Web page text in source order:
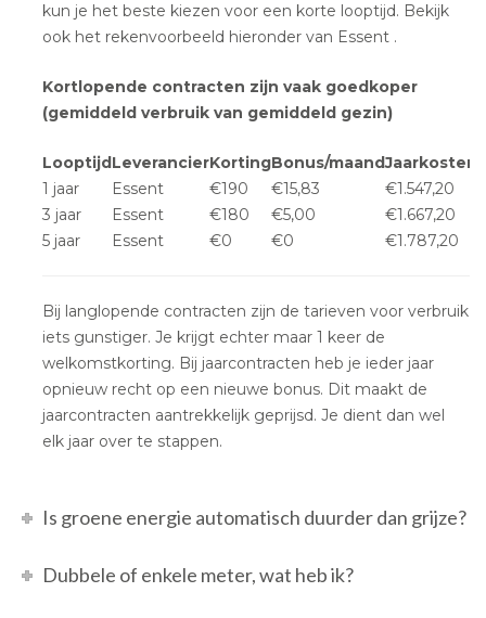
kun je het beste kiezen voor een korte looptijd. Bekijk
ook het rekenvoorbeeld hieronder van Essent .
Kortlopende contracten zijn vaak goedkoper
(gemiddeld verbruik van gemiddeld gezin)
LooptijdLeverancierKortingBonus/maandJaarkosten
1 jaar
Essent €190 €15,83
€1.547,20
3 jaar
Essent €180 €5,00
€1.667,20
5 jaar
Essent €0 €0 €1.787,20
Bij langlopende contracten zijn de tarieven voor verbruik
iets gunstiger. Je krijgt echter maar 1 keer de
welkomstkorting. Bij jaarcontracten heb je ieder jaar
opnieuw recht op een nieuwe bonus. Dit maakt de
jaarcontracten aantrekkelijk geprijsd. Je dient dan wel
elk jaar over te stappen.
Is groene energie automatisch duurder dan grijze?
Dubbele of enkele meter, wat heb ik?